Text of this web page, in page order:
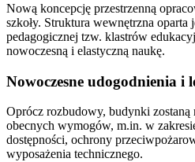
Nową koncepcję przestrzenną
szkoły. Struktura wewnętrzna oparta
pedagogicznej tzw. klastrów
nowoczesną i elastyczną naukę.
Nowoczesne udogodnienia i
Oprócz rozbudowy, budynki zostaną
obecnych wymogów, m.in. w
dostępności, ochrony
wyposażenia technicznego.